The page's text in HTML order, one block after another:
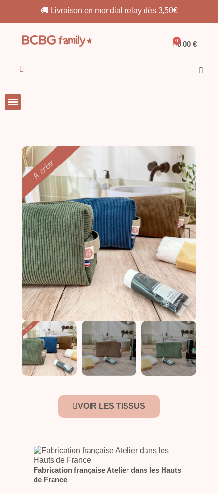
🚚 Livraison en point relais OFFERTE
0,00 €
VOIR LES TISSUS
Fabrication française Atelier dans les Hauts
de France